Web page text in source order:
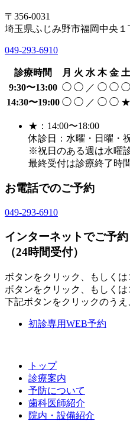
〒356-0031
埼玉県ふじみ野市福岡中央１
049-293-6910
診療時間 月 火 水 木 金 土
9:30〜13:00 ◯ ◯ ／ ◯ ◯ ◯
14:30〜19:00 ◯ ◯ ／ ◯ ◯ ★
★：14:00〜18:00
休診日：水曜・日曜・
※祝日のある週は水曜
最終受付は診療終了時
お電話でのご予約
049-293-6910
インターネットでご予約
（24時間受付）
ボタンをクリック、もしくは
ボタンをクリック、もしくは
下記ボタンをクリックのうえ
初診専用WEB予約
トップ
診療案内
予防について
歯科医師紹介
院内・設備紹介